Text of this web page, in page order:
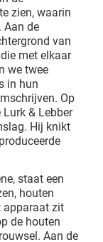
zien, waarin
Aan de
van
met elkaar
we twee
in hun
Op
& Lebber
Hij knikt
staat een
houten
apparaat zit
de houten
Aan de